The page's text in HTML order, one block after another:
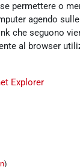
permettere o
agendo
che seguono
al browser
Explorer
)